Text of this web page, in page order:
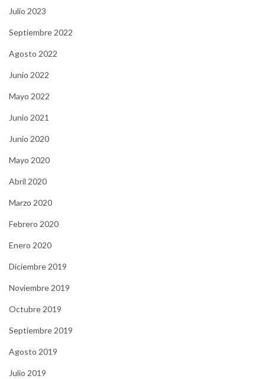
Julio 2023
Septiembre 2022
Agosto 2022
Junio 2022
Mayo 2022
Junio 2021
Junio 2020
Mayo 2020
Abril 2020
Marzo 2020
Febrero 2020
Enero 2020
Diciembre 2019
Noviembre 2019
Octubre 2019
Septiembre 2019
Agosto 2019
Julio 2019